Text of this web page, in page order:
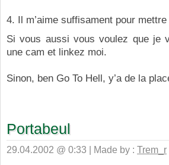
4. Il m’aime suffisament pour
Si vous aussi vous voulez que je
une cam et linkez moi.
Sinon, ben Go To Hell, y’a de la
Portabeul
29.04.2002 @ 0:33 | Made by : Trem_r